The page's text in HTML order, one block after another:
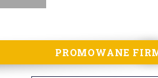
PROMOWANE